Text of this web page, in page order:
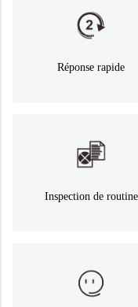
Réponse rapide
Inspection de routine